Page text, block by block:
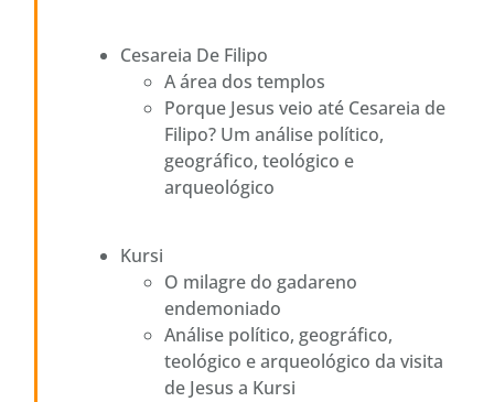
Cesareia De Filipo
A área dos templos
Porque Jesus veio até Cesareia de
Filipo? Um análise político,
geográfico, teológico e
arqueológico
Kursi
O milagre do gadareno
endemoniado
Análise político, geográfico,
teológico e arqueológico da visita
de Jesus a Kursi